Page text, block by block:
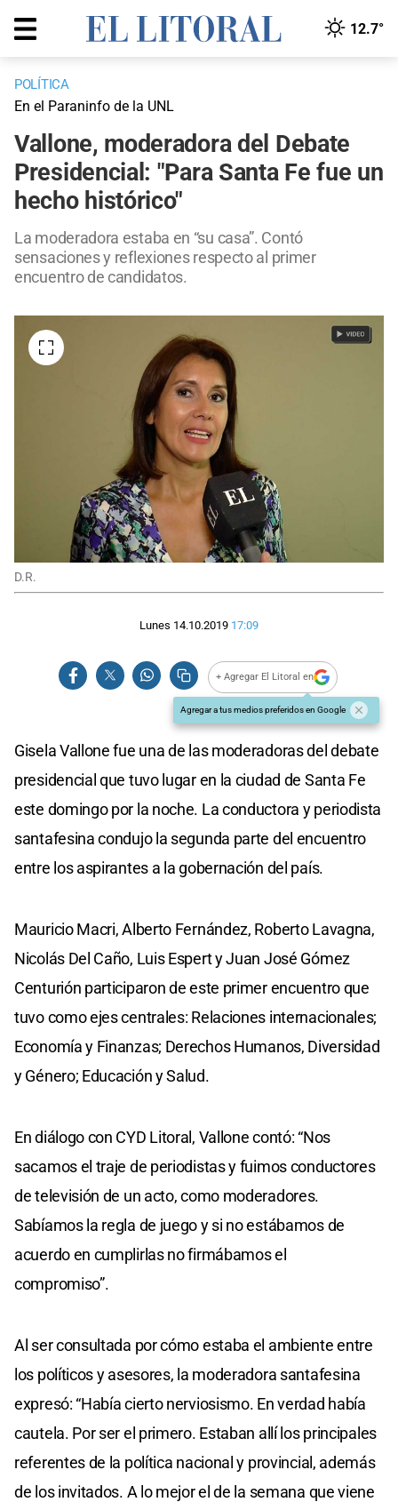
12.7°
POLÍTICA
En el Paraninfo de la UNL
Vallone, moderadora del Debate
Presidencial: "Para Santa Fe fue un
hecho histórico"
La moderadora estaba en “su casa”. Contó
sensaciones y reflexiones respecto al primer
encuentro de candidatos.
D.R.
Lunes 14.10.2019 17:09
+ Agregar El Litoral en
Agregar a tus medios preferidos en Google
Gisela Vallone fue una de las moderadoras del debate
presidencial que tuvo lugar en la ciudad de Santa Fe
este domingo por la noche. La conductora y periodista
santafesina condujo la segunda parte del encuentro
entre los aspirantes a la gobernación del país.
Mauricio Macri, Alberto Fernández, Roberto Lavagna,
Nicolás Del Caño, Luis Espert y Juan José Gómez
Centurión participaron de este primer encuentro que
tuvo como ejes centrales: Relaciones internacionales;
Economía y Finanzas; Derechos Humanos, Diversidad
y Género; Educación y Salud.
En diálogo con CYD Litoral, Vallone contó: “Nos
sacamos el traje de periodistas y fuimos conductores
de televisión de un acto, como moderadores.
Sabíamos la regla de juego y si no estábamos de
acuerdo en cumplirlas no firmábamos el
compromiso”.
Al ser consultada por cómo estaba el ambiente entre
los políticos y asesores, la moderadora santafesina
expresó: “Había cierto nerviosismo. En verdad había
cautela. Por ser el primero. Estaban allí los principales
referentes de la política nacional y provincial, además
de los invitados. A lo mejor el de la semana que viene